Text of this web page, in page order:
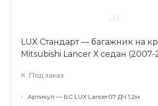
LUX Стандарт — багажник на
Mitsubishi Lancer Х седан (2007-
Под заказ
•
Артикул — БС LUX Lancer07 ДЧ 1,2м